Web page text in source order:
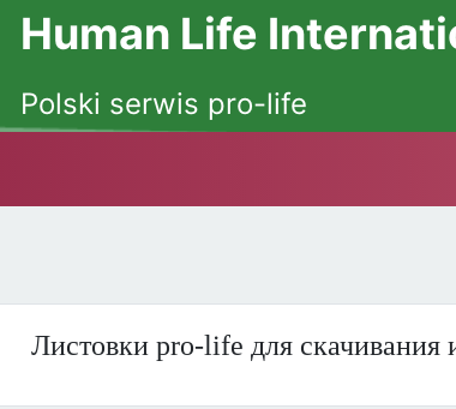
Human Life
Polski serwis pro-life
Листовки pro-life для скачивания